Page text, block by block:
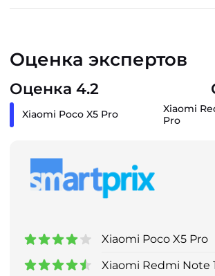
Оценка экспертов
Оценка 4.2
Xiaomi Poco X5 Pro
Xiaomi
Pro
Xiaomi Poco X5 Pro
Xiaomi Redmi Note